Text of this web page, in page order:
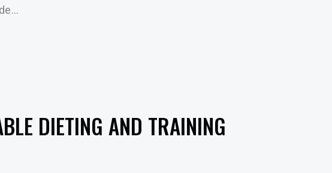
DIETING AND TRAINING